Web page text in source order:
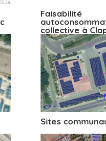
Faisabilité
collective à
Sites